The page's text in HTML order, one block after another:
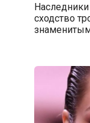
сходство